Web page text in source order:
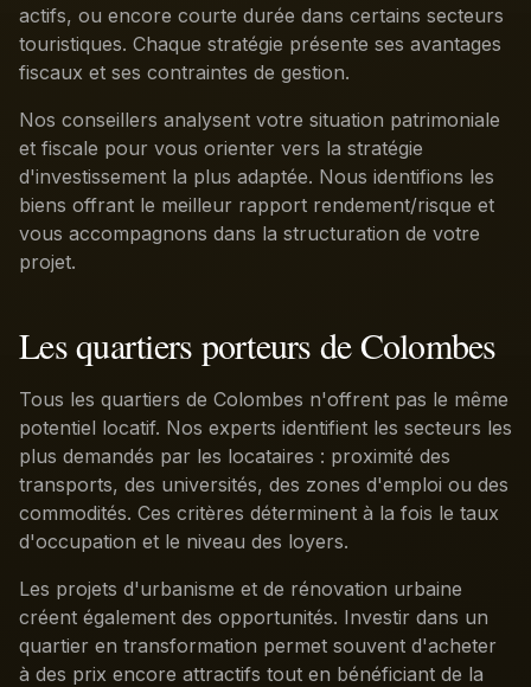
actifs, ou encore courte durée dans certains secteurs
touristiques. Chaque stratégie présente ses avantages
fiscaux et ses contraintes de gestion.
Nos conseillers analysent votre situation patrimoniale
et fiscale pour vous orienter vers la stratégie
d'investissement la plus adaptée. Nous identifions les
biens offrant le meilleur rapport rendement/risque et
vous accompagnons dans la structuration de votre
projet.
Les quartiers porteurs de Colombes
Tous les quartiers de Colombes n'offrent pas le même
potentiel locatif. Nos experts identifient les secteurs les
plus demandés par les locataires : proximité des
transports, des universités, des zones d'emploi ou des
commodités. Ces critères déterminent à la fois le taux
d'occupation et le niveau des loyers.
Les projets d'urbanisme et de rénovation urbaine
créent également des opportunités. Investir dans un
quartier en transformation permet souvent d'acheter
à des prix encore attractifs tout en bénéficiant de la